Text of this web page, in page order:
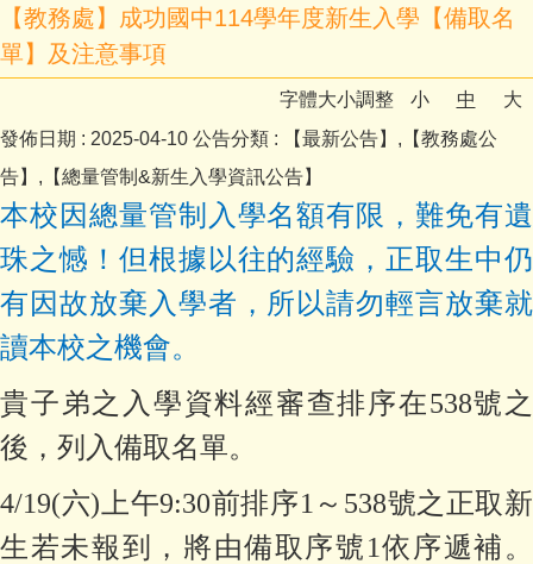
【教務處】成功國中114學年度新生入學【備取名
單】及注意事項
字體大小調整 小 中
大
發佈日期 : 2025-04-10 公告分類 :
【最新公告】,【教務處公
告】,【總量管制&新生入學資訊公告】
本校因總量管制入學名額有限，難免有遺
珠之憾！但根據以往的經驗，正取生中仍
有因故放棄入學者，所以請勿輕言放棄就
讀本校之機會。
貴子弟之入學資料經審查排序在538號之
後，列入備取名單。
4/19(六)上午9:30前排序1～538號之正取新
生若未報到，將由備取序號1依序遞補。